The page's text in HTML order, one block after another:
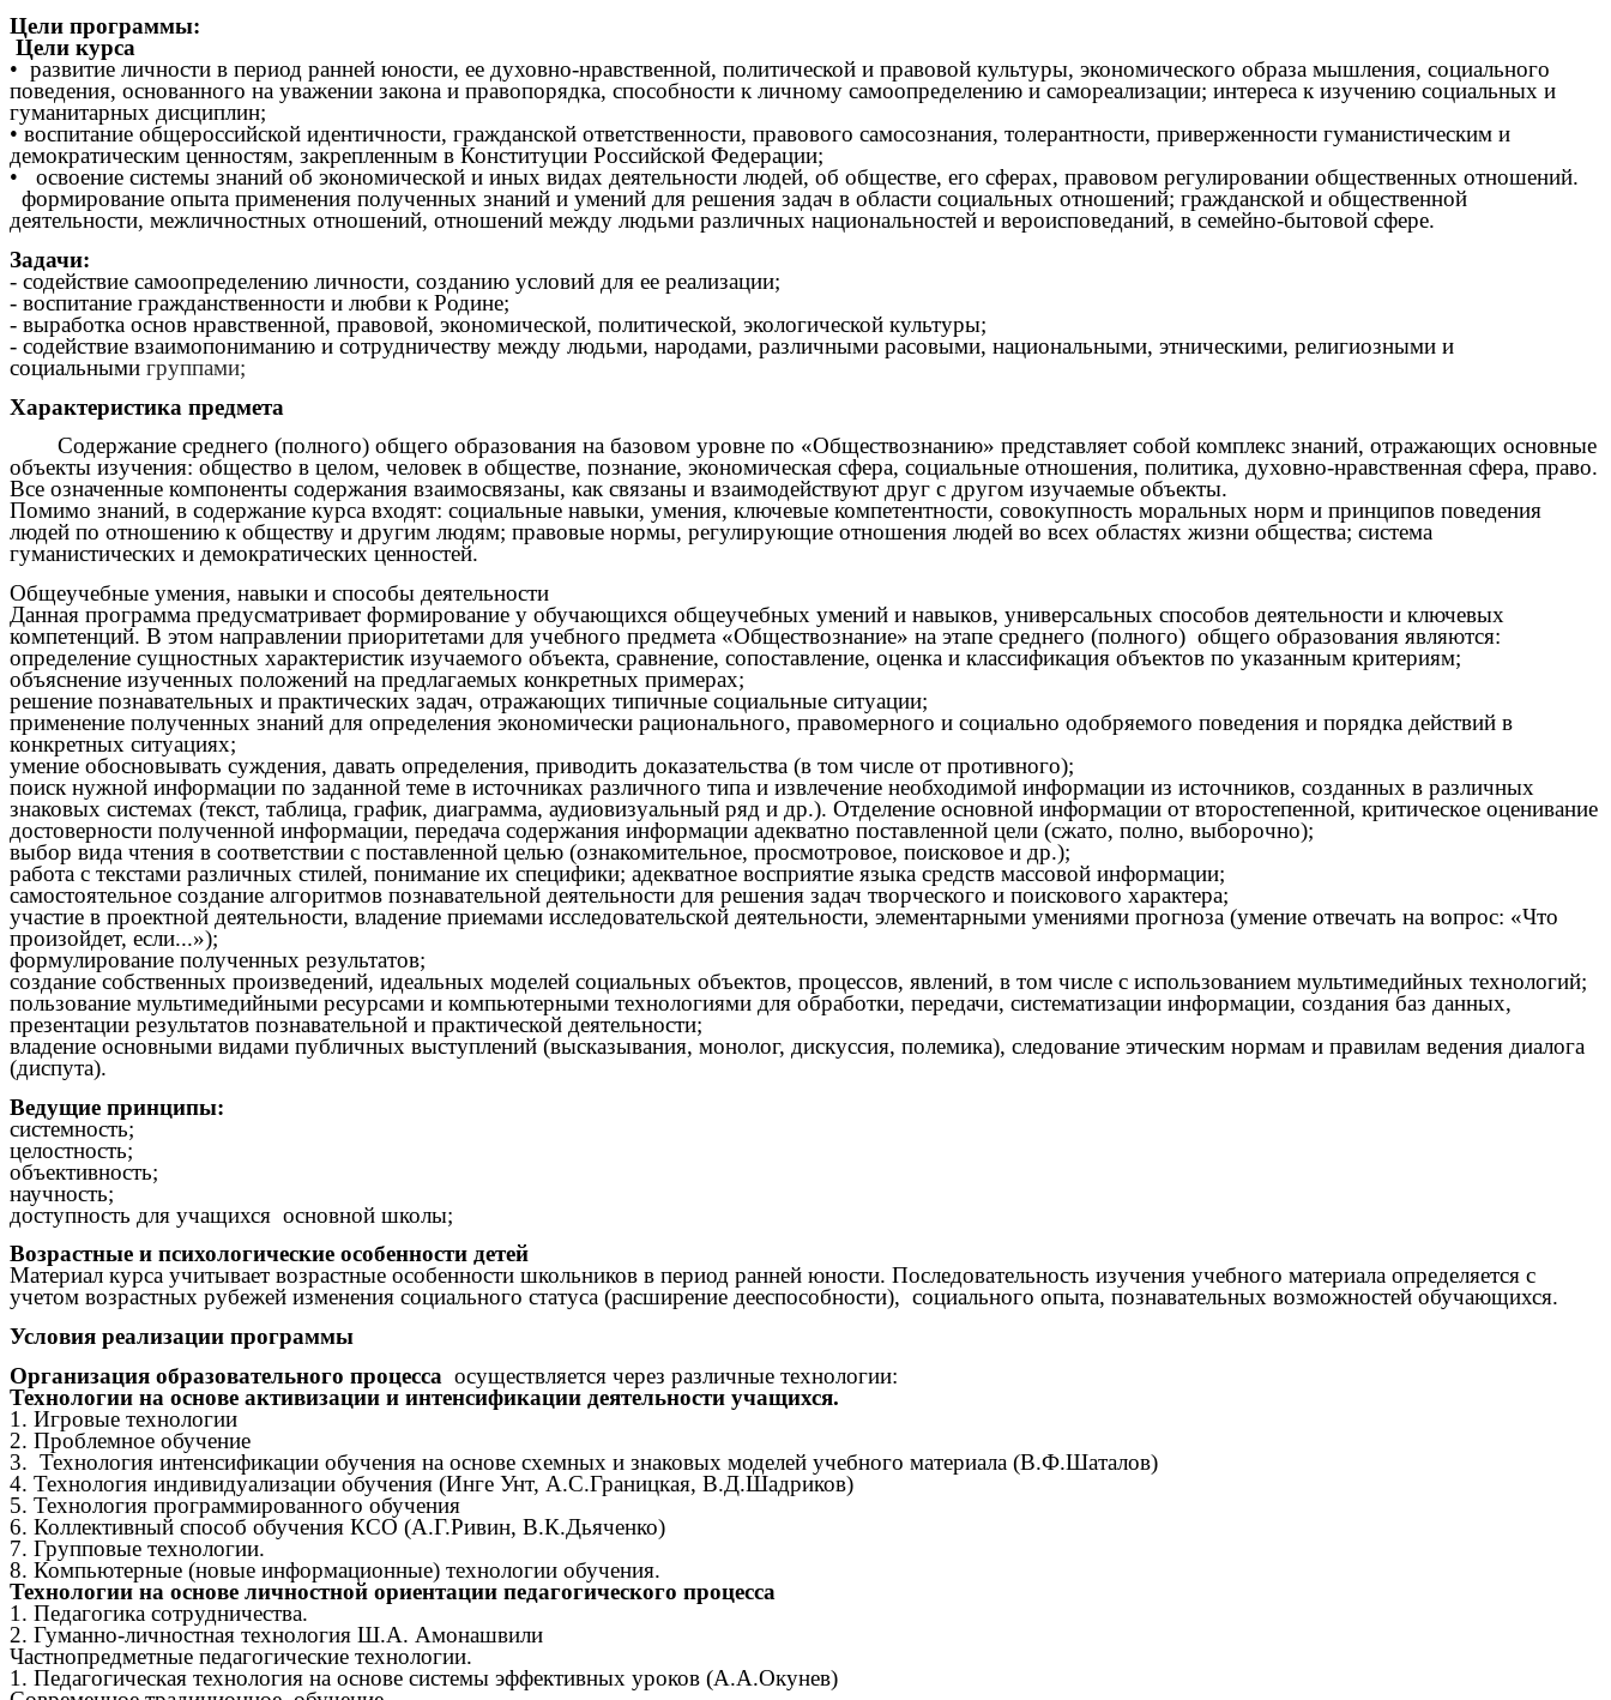
Цели программы:
Цели курса
• развитие личности в период ранней юности, ее духовно-нравственной, политической и правовой культуры, экономического образа мышления, социального
поведения, основанного на уважении закона и правопорядка, способности к личному самоопределению и самореализации; интереса к изучению социальных и
гуманитарных дисциплин;
• воспитание общероссийской идентичности, гражданской ответственности, правового самосознания, толерантности, приверженности гуманистическим и
демократическим ценностям, закрепленным в Конституции Российской Федерации;
• освоение системы знаний об экономической и иных видах деятельности людей, об обществе, его сферах, правовом регулировании общественных отношений.
формирование опыта применения полученных знаний и умений для решения задач в области социальных отношений; гражданской и общественной
деятельности, межличностных отношений, отношений между людьми различных национальностей и вероисповеданий, в семейно-бытовой сфере.
Задачи:
- содействие самоопределению личности, созданию условий для ее реализации;
- воспитание гражданственности и любви к Родине;
- выработка основ нравственной, правовой, экономической, политической, экологической культуры;
- содействие взаимопониманию и сотрудничеству между людьми, народами, различными расовыми, национальными, этническими, религиозными и
социальными группами;
Характеристика предмета
Содержание среднего (полного) общего образования на базовом уровне по «Обществознанию» представляет собой комплекс знаний, отражающих основные
объекты изучения: общество в целом, человек в обществе, познание, экономическая сфера, социальные отношения, политика, духовно-нравственная сфера, право.
Все означенные компоненты содержания взаимосвязаны, как связаны и взаимодействуют друг с другом изучаемые объекты.
Помимо знаний, в содержание курса входят: социальные навыки, умения, ключевые компетентности, совокупность моральных норм и принципов поведения
людей по отношению к обществу и другим людям; правовые нормы, регулирующие отношения людей во всех областях жизни общества; система
гуманистических и демократических ценностей.
Общеучебные умения, навыки и способы деятельности
Данная программа предусматривает формирование у обучающихся общеучебных умений и навыков, универсальных способов деятельности и ключевых
компетенций. В этом направлении приоритетами для учебного предмета «Обществознание» на этапе среднего (полного) общего образования являются:
определение сущностных характеристик изучаемого объекта, сравнение, сопоставление, оценка и классификация объектов по указанным критериям;
объяснение изученных положений на предлагаемых конкретных примерах;
решение познавательных и практических задач, отражающих типичные социальные ситуации;
применение полученных знаний для определения экономически рационального, правомерного и социально одобряемого поведения и порядка действий в
конкретных ситуациях;
умение обосновывать суждения, давать определения, приводить доказательства (в том числе от противного);
поиск нужной информации по заданной теме в источниках различного типа и извлечение необходимой информации из источников, созданных в различных
знаковых системах (текст, таблица, график, диаграмма, аудиовизуальный ряд и др.). Отделение основной информации от второстепенной, критическое оценивание
достоверности полученной информации, передача содержания информации адекватно поставленной цели (сжато, полно, выборочно);
выбор вида чтения в соответствии с поставленной целью (ознакомительное, просмотровое, поисковое и др.);
работа с текстами различных стилей, понимание их специфики; адекватное восприятие языка средств массовой информации;
самостоятельное создание алгоритмов познавательной деятельности для решения задач творческого и поискового характера;
участие в проектной деятельности, владение приемами исследовательской деятельности, элементарными умениями прогноза (умение отвечать на вопрос: «Что
произойдет, если...»);
формулирование полученных результатов;
создание собственных произведений, идеальных моделей социальных объектов, процессов, явлений, в том числе с использованием мультимедийных технологий;
пользование мультимедийными ресурсами и компьютерными технологиями для обработки, передачи, систематизации информации, создания баз данных,
презентации результатов познавательной и практической деятельности;
владение основными видами публичных выступлений (высказывания, монолог, дискуссия, полемика), следование этическим нормам и правилам ведения диалога
(диспута).
Ведущие принципы:
системность;
целостность;
объективность;
научность;
доступность для учащихся основной школы;
Возрастные и психологические особенности детей
Материал курса учитывает возрастные особенности школьников в период ранней юности. Последовательность изучения учебного материала определяется с
учетом возрастных рубежей изменения социального статуса (расширение дееспособности), социального опыта, познавательных возможностей обучающихся.
Условия реализации программы
Организация образовательного процесса осуществляется через различные технологии:
Технологии на основе активизации и интенсификации деятельности учащихся.
1. Игровые технологии
2. Проблемное обучение
3. Технология интенсификации обучения на основе схемных и знаковых моделей учебного материала (В.Ф.Шаталов)
4. Технология индивидуализации обучения (Инге Унт, А.С.Границкая, В.Д.Шадриков)
5. Технология программированного обучения
6. Коллективный способ обучения КСО (А.Г.Ривин, В.К.Дьяченко)
7. Групповые технологии.
8. Компьютерные (новые информационные) технологии обучения.
Технологии на основе личностной ориентации педагогического процесса
1. Педагогика сотрудничества.
2. Гуманно-личностная технология Ш.А. Амонашвили
Частнопредметные педагогические технологии.
1. Педагогическая технология на основе системы эффективных уроков (А.А.Окунев)